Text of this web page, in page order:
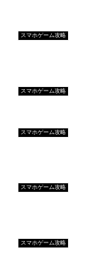
スマホゲーム攻略
スマホゲーム攻略
スマホゲーム攻略
スマホゲーム攻略
スマホゲーム攻略